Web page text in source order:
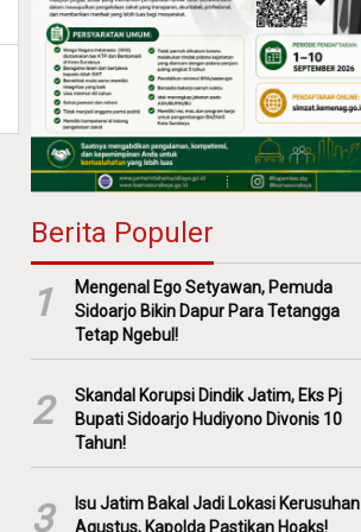
Berita Populer
1
Mengenal Ego Setyawan, Pemuda
Sidoarjo Bikin Dapur Para Tetangga
Tetap Ngebul!
2
Skandal Korupsi Dindik Jatim, Eks Pj
Bupati Sidoarjo Hudiyono Divonis 10
Tahun!
3
Isu Jatim Bakal Jadi Lokasi Kerusuhan
Agustus, Kapolda Pastikan Hoaks!